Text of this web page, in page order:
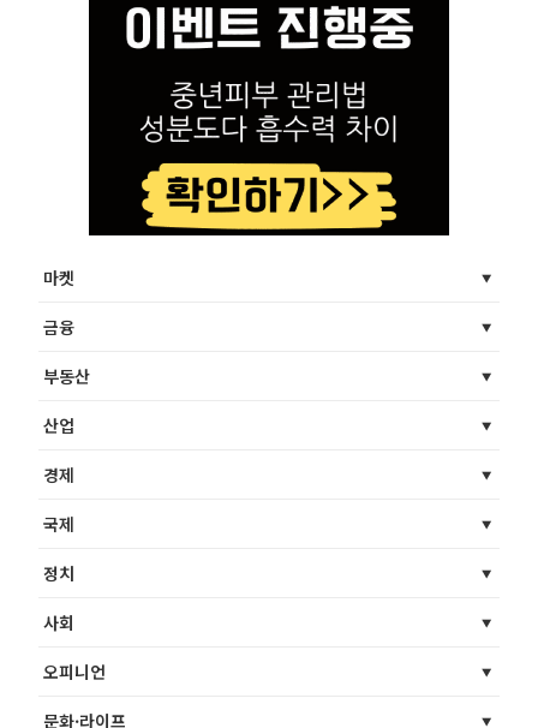
마켓
금융
부동산
산업
경제
국제
정치
사회
오피니언
문화·라이프